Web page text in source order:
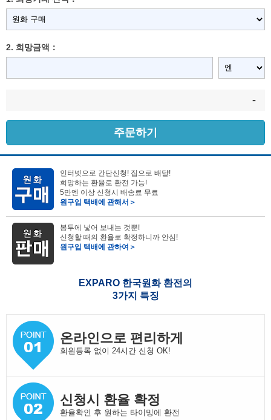
2. 희망금액：
-
주문하기
인터넷으로 간단신청! 집으로 배달!
희망하는 환율로 환전 가능!
5만엔 이상 신청시 배송료 무료
원구입 택배에 관해서＞
봉투에 넣어 보내는 것뿐!
신청할 때의 환율로 확정하니까 안심!
원구입 택배에 관하여＞
EXPARO 한국원화 환전의
3가지 특징
온라인으로 편리하게
회원등록 없이 24시간 신청 OK!
신청시 환율 확정
환율확인 후 원하는 타이밍에 환전